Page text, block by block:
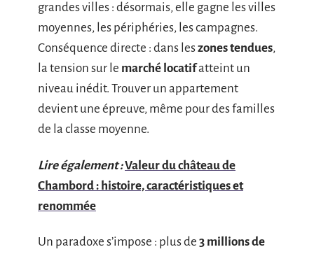
grandes villes : désormais, elle gagne les villes
moyennes, les périphéries, les campagnes.
Conséquence directe : dans leszones tendues,
la tension sur le marché locatifatteint un
niveau inédit. Trouver un appartement
devient une épreuve, même pour des familles
de la classe moyenne.
Lire également :Valeur du château de
Chambord : histoire, caractéristiques et
renommée
Un paradoxe s’impose : plus de 3 millions de